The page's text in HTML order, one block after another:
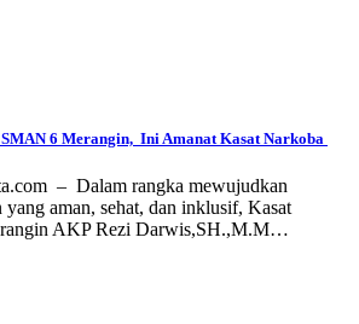
6 Merangin, Ini Amanat Kasat Narkoba
– Dalam rangka mewujudkan
aman, sehat, dan inklusif, Kasat
AKP Rezi Darwis,SH.,M.M…